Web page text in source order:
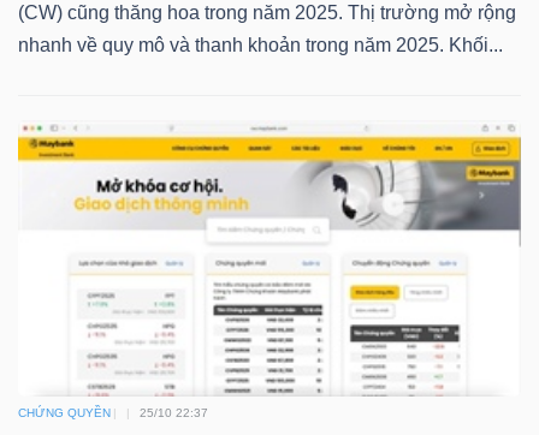
(CW) cũng thăng hoa trong năm 2025. Thị trường mở rộng
nhanh về quy mô và thanh khoản trong năm 2025. Khối...
CHỨNG QUYỀN 25/10 22:37
CỤ
ĐẦU
TRUY
Ngành
(-)